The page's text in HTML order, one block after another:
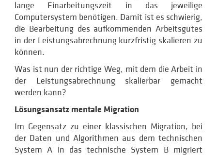
lange Einarbeitungszeit in das jeweilige
Computersystem benötigen. Damit ist es schwierig,
die Bearbeitung des aufkommenden Arbeitsgutes
in der Leistungsabrechnung kurzfristig skalieren zu
können.
Was ist nun der richtige Weg, mit dem die Arbeit in
der Leistungsabrechnung skalierbar gemacht
werden kann?
Lösungsansatz mentale Migration
Im Gegensatz zu einer klassischen Migration, bei
der Daten und Algorithmen aus dem technischen
System A in das technische System B migriert